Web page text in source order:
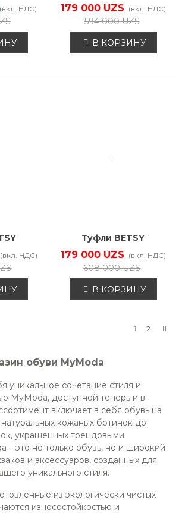
(вкл. НДС)
938305/02-01
179 000 UZS (вкл. НДС)
594 000 UZS
В КОРЗИНУ
(вкл. НДС)
Туфли BETSY
938410/02-02
179 000 UZS (вкл. НДС)
608 000 UZS
В КОРЗИНУ
1 2
обуви MyModa
уникальное сочетание стиля и
MyModa, доступной теперь и в
включает в себя обувь на
кожаных ботинок до
украшенных трендовыми
– это не только обувь, но и широкий
и аксессуаров, созданных для
уникального стиля.
из экологически чистых
износостойкостью и